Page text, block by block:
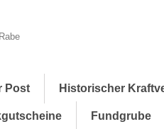
Post Historischer
Fundgrube